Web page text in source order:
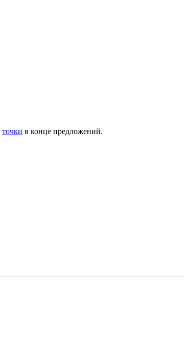
точки в конце предложений.